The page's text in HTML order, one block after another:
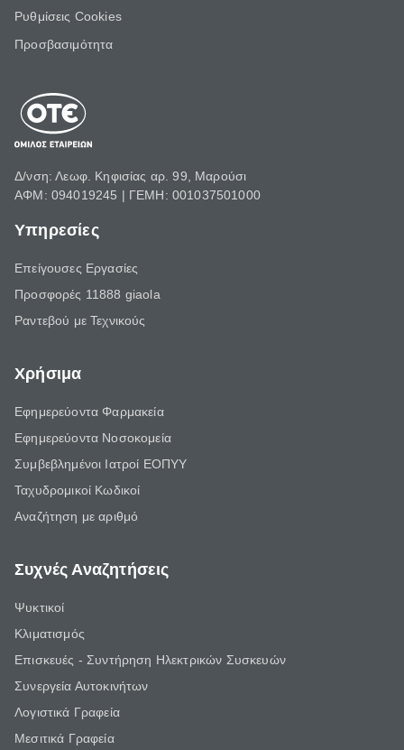
Ρυθμίσεις Cookies
Προσβασιμότητα
Δ/νση: Λεωφ. Κηφισίας αρ. 99, Μαρούσι
ΑΦΜ: 094019245 | ΓΕΜΗ: 001037501000
Υπηρεσίες
Επείγουσες Εργασίες
Προσφορές 11888 giaola
Ραντεβού με Τεχνικούς
Χρήσιμα
Εφημερεύοντα Φαρμακεία
Εφημερεύοντα Νοσοκομεία
Συμβεβλημένοι Ιατροί ΕΟΠΥΥ
Ταχυδρομικοί Κωδικοί
Αναζήτηση με αριθμό
Συχνές Αναζητήσεις
Ψυκτικοί
Κλιματισμός
Επισκευές - Συντήρηση Ηλεκτρικών Συσκευών
Συνεργεία Αυτοκινήτων
Λογιστικά Γραφεία
Μεσιτικά Γραφεία